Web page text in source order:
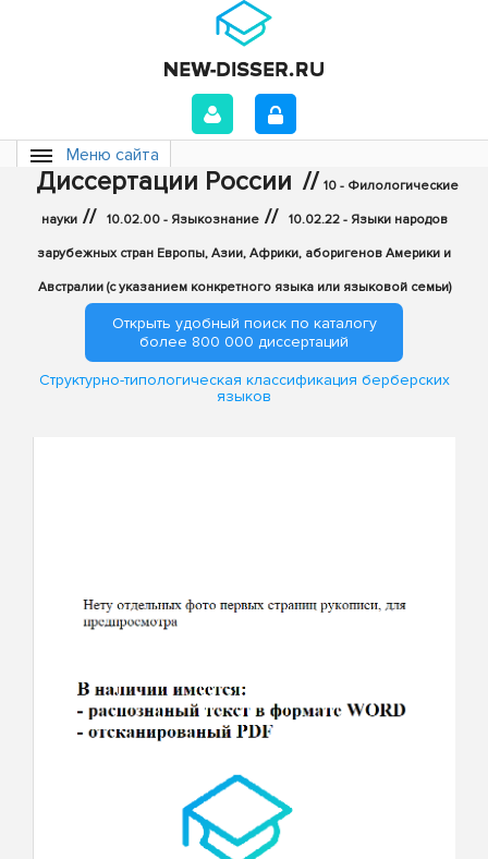
Меню сайта
Диссертации России // 10 - Филологические
науки // 10.02.00 - Языкознание // 10.02.22 - Языки народов
зарубежных стран Европы, Азии, Африки, аборигенов Америки и
Австралии (с указанием конкретного языка или языковой семьи)
Открыть удобный поиск по каталогу
более 800 000 диссертаций
Структурно-типологическая классификация берберских
языков